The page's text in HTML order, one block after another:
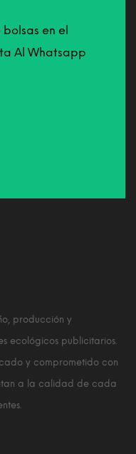
en el
Al Whatsapp
producción y
ecológicos publicitarios.
y comprometido con
a la calidad de cada